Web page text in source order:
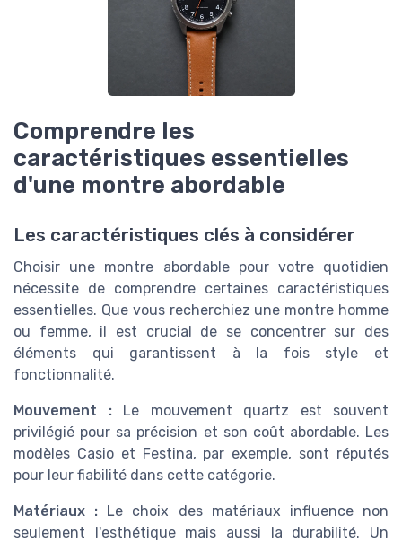
Comprendre les
caractéristiques essentielles
d'une montre abordable
Les caractéristiques clés à considérer
Choisir une montre abordable pour votre quotidien
nécessite de comprendre certaines caractéristiques
essentielles. Que vous recherchiez une montre homme
ou femme, il est crucial de se concentrer sur des
éléments qui garantissent à la fois style et
fonctionnalité.
Mouvement :Le mouvement quartz est souvent
privilégié pour sa précision et son coût abordable. Les
modèles Casio et Festina, par exemple, sont réputés
pour leur fiabilité dans cette catégorie.
Matériaux : Le choix des matériaux influence non
seulement l'esthétique mais aussi la durabilité. Un